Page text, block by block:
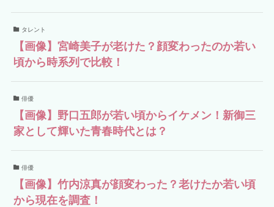
タレント
【画像】宮崎美子が老けた？顔変わったのか若い
頃から時系列で比較！
俳優
【画像】野口五郎が若い頃からイケメン！新御三
家として輝いた青春時代とは？
俳優
【画像】竹内涼真が顔変わった？老けたか若い頃
から現在を調査！